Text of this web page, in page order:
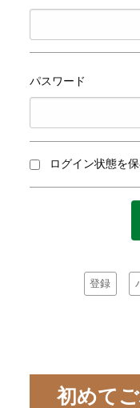
パスワード
ログイン状態を
登録
初めて